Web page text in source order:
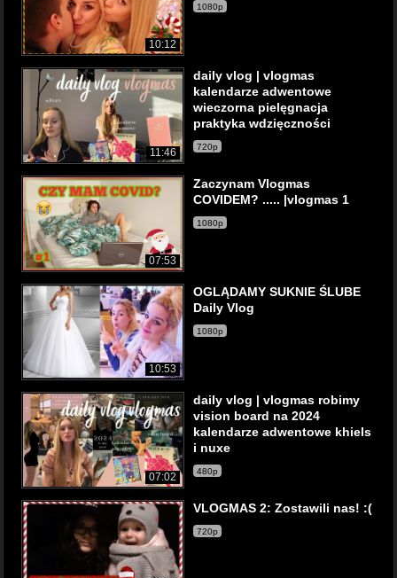
10:12
1080p
11:46
daily vlog | vlogmas
kalendarze adwentowe
wieczorna pielęgnacja
praktyka wdzięczności
720p
07:53
Zaczynam Vlogmas
COVIDEM? ..... |vlogmas 1
1080p
10:53
OGLĄDAMY SUKNIE ŚLUBE
Daily Vlog
1080p
07:02
daily vlog | vlogmas robimy
vision board na 2024
kalendarze adwentowe khiels
i nuxe
480p
VLOGMAS 2: Zostawili nas! :(
720p